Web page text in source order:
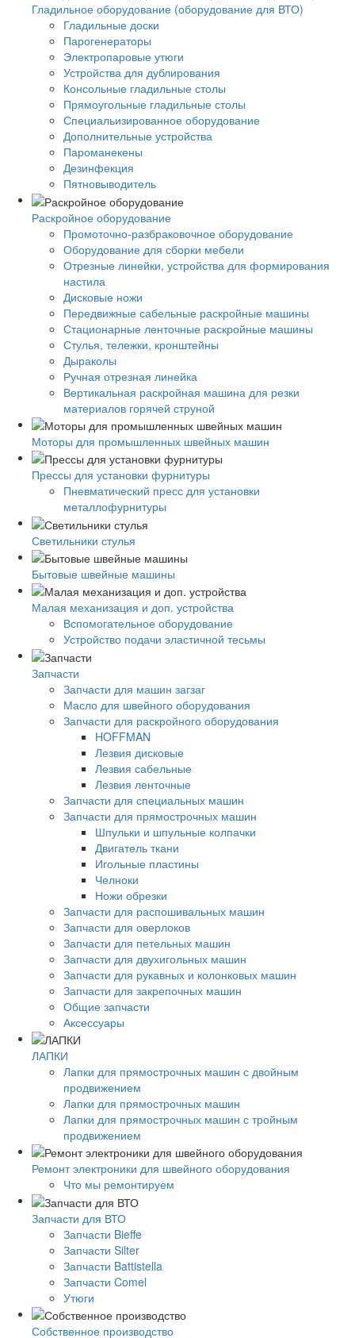
Гладильное оборудование (оборудование для ВТО)
Гладильные доски
Парогенераторы
Электропаровые утюги
Устройства для дублирования
Консольные гладильные столы
Прямоугольные гладильные столы
Специальизированное оборудование
Дополнительные устройства
Пароманекены
Дезинфекция
Пятновыводитель
Раскройное оборудование
Промоточно-разбраковочное оборудование
Оборудование для сборки мебели
Отрезные линейки, устройства для формирования
настила
Дисковые ножи
Передвижные сабельные раскройные машины
Стационарные ленточные раскройные машины
Стулья, тележки, кронштейны
Дыраколы
Ручная отрезная линейка
Вертикальная раскройная машина для резки
материалов горячей струной
Моторы для промышленных швейных машин
Прессы для установки фурнитуры
Пневматический пресс для установки
металлофурнитуры
Светильники стулья
Бытовые швейные машины
Малая механизация и доп. устройства
Вспомогательное оборудование
Устройство подачи эластичной тесьмы
Запчасти
Запчасти для машин загзаг
Масло для швейного оборудования
Запчасти для раскройного оборудования
HOFFMAN
Лезвия дисковые
Лезвия сабельные
Лезвия ленточные
Запчасти для специальных машин
Запчасти для прямострочных машин
Шпульки и шпульные колпачки
Двигатель ткани
Игольные пластины
Челноки
Ножи обрезки
Запчасти для распошивальных машин
Запчасти для оверлоков
Запчасти для петельных машин
Запчасти для двухигольных машин
Запчасти для рукавных и колонковых машин
Запчасти для закрепочных машин
Общие запчасти
Аксессуары
ЛАПКИ
Лапки для прямострочных машин с двойным
продвижением
Лапки для прямострочных машин
Лапки для прямострочных машин с тройным
продвижением
Ремонт электроники для швейного оборудования
Что мы ремонтируем
Запчасти для ВТО
Запчасти Bieffe
Запчасти Silter
Запчасти Battistella
Запчасти Comel
Утюги
Собственное производство